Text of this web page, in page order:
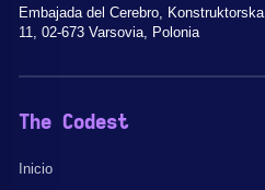
Embajada del Cerebro, Konstruktorska
11, 02-673 Varsovia, Polonia
The Codest
Inicio